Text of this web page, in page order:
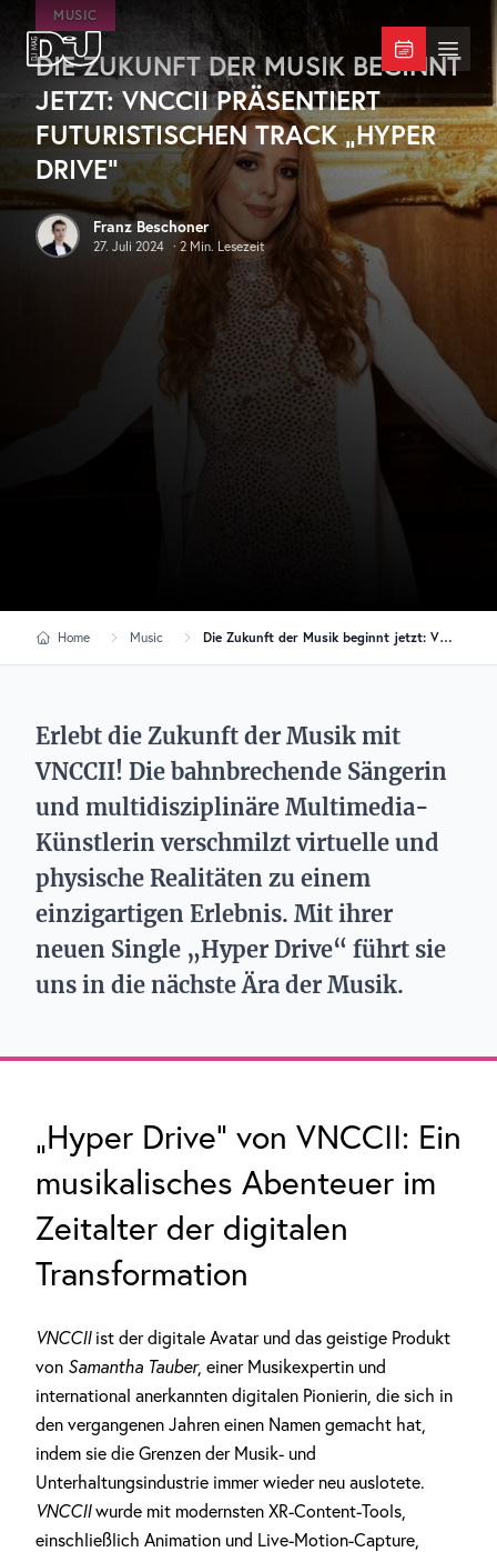
Zum Hauptinhalt springen
DJ Mag Germany Menü
MUSIC
DIE ZUKUNFT DER MUSIK BEGINNT
JETZT: VNCCII PRÄSENTIERT
FUTURISTISCHEN TRACK „HYPER
DRIVE“
Franz Beschoner
27. Juli 2024 · 2 Min. Lesezeit
Home Music Die Zukunft der Musik beginnt jetzt: VNCCII präsentiert futuristischen Track „Hyper Drive“
Erlebt die Zukunft der Musik mit
VNCCII! Die bahnbrechende Sängerin
und multidisziplinäre Multimedia-
Künstlerin verschmilzt virtuelle und
physische Realitäten zu einem
einzigartigen Erlebnis. Mit ihrer
neuen Single „Hyper Drive“ führt sie
uns in die nächste Ära der Musik.
„Hyper Drive“ von VNCCII: Ein
musikalisches Abenteuer im
Zeitalter der digitalen
Transformation
VNCCII ist der digitale Avatar und das geistige Produkt
von Samantha Tauber, einer Musikexpertin und
international anerkannten digitalen Pionierin, die sich in
den vergangenen Jahren einen Namen gemacht hat,
indem sie die Grenzen der Musik- und
Unterhaltungsindustrie immer wieder neu auslotete.
VNCCIIwurde mit modernsten XR-Content-Tools,
einschließlich Animation und Live-Motion-Capture,